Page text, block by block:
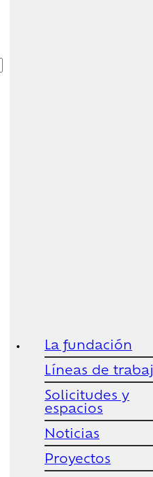
La fundación
Líneas de
Solicitudes y
espacios
Noticias
Proyectos